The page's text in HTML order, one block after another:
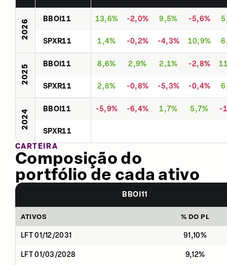
2026 BBOI11 13,6% -2,0% 9,5% -5,6%
SPXR11 1,4% -0,2% -4,3% 10,9%
2025 BBOI11 8,6% 2,9% 2,1% -2,8%
SPXR11 2,6% -0,8% -5,3% -0,4%
2024 BBOI11 -5,9% -6,4% 1,7% 5,7% -
SPXR11
CARTEIRA
Composição do
portfólio de cada ativo
BBOI11
ATIVOS % DO PL
LFT 01/12/2031 91,10%
LFT 01/03/2028 9,12%